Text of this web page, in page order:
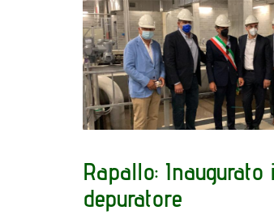
Rapallo: Inaugurato
depuratore